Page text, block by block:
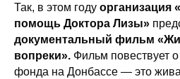
Так, в этом году организация
помощь Доктора Лизы»
документальный фильм
вопреки». Фильм повествует
фонда на Донбассе — это